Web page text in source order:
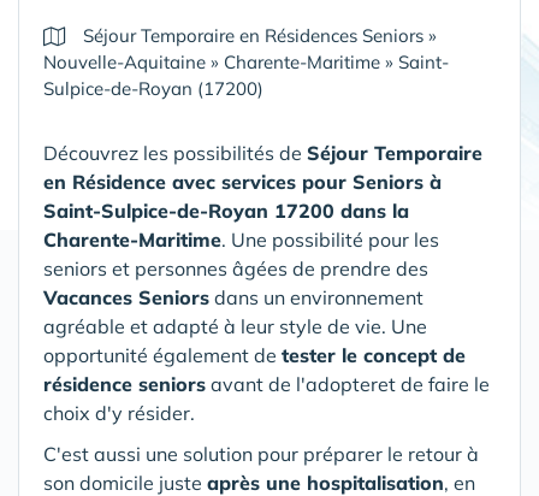
Séjour Temporaire en Résidences Seniors »
Nouvelle-Aquitaine » Charente-Maritime » Saint-
Sulpice-de-Royan (17200)
Découvrez les possibilités de Séjour Temporaire
en Résidence avec services pour Seniors à
Saint-Sulpice-de-Royan 17200 dans la
Charente-Maritime. Une possibilité pour les
seniors et personnes âgées de prendre des
Vacances Seniors dans un environnement
agréable et adapté à leur style de vie. Une
opportunité également de tester le concept de
résidence seniors avant de l'adopteret de faire le
choix d'y résider.
C'est aussi une solution pour préparer le retour à
son domicile juste après une hospitalisation, en